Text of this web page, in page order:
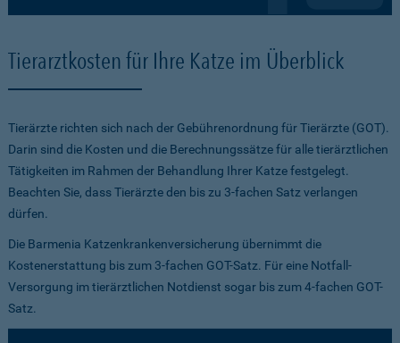
Tierarztkosten für Ihre Katze im Überblick
Tierärzte richten sich nach der Gebührenordnung für Tierärzte (GOT).
Darin sind die Kosten und die Berechnungssätze für alle tierärztlichen
Tätigkeiten im Rahmen der Behandlung Ihrer Katze festgelegt.
Beachten Sie, dass Tierärzte den bis zu 3-fachen Satz verlangen
dürfen.
Die Barmenia Katzenkrankenversicherung übernimmt die
Kostenerstattung bis zum 3-fachen GOT-Satz. Für eine Notfall-
Versorgung im tierärztlichen Notdienst sogar bis zum 4-fachen GOT-
Satz.